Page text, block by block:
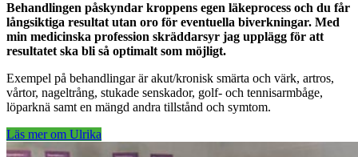
Behandlingen påskyndar kroppens egen läkeprocess och du får
långsiktiga resultat utan oro för eventuella biverkningar. Med
min medicinska profession skräddarsyr jag upplägg för att
resultatet ska bli så optimalt som möjligt.
Exempel på behandlingar är akut/kronisk smärta och värk, artros,
vårtor, nageltrång, stukade senskador, golf- och tennisarmbåge,
löparknä samt en mängd andra tillstånd och symtom.
Läs mer om Ulrika